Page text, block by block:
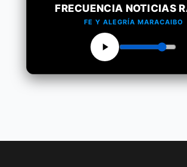
FRECUENCIA NOTICIAS
FE Y ALEGRÍA MARACAIBO